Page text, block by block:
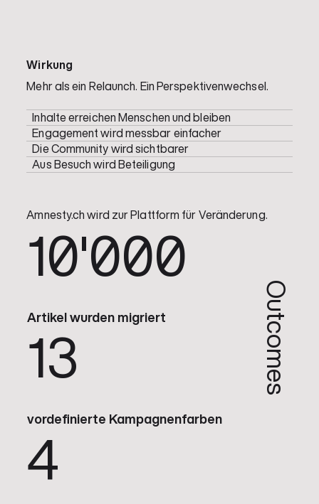
Wirkung
Mehr als ein Relaunch. Ein Perspektivenwechsel.
Inhalte erreichen Menschen und bleiben
Engagement wird messbar einfacher
Die Community wird sichtbarer
Aus Besuch wird Beteiligung
Amnesty.ch wird zur Plattform für Veränderung.
10'000
Artikel wurden migriert
13
vordefinierte Kampagnenfarben
4
Outcomes